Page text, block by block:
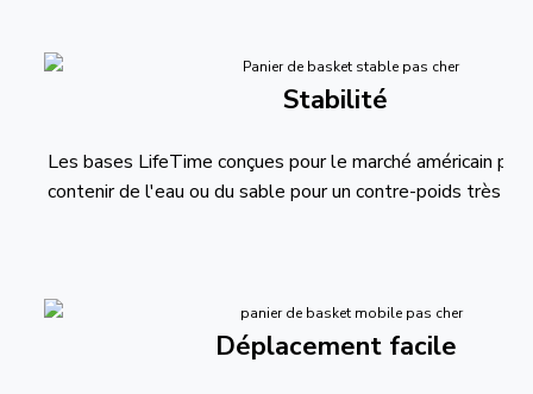
Stabilité
Les bases LifeTime conçues pour le marché américain
contenir de l'eau ou du sable pour un contre-poids très
Déplacement facile